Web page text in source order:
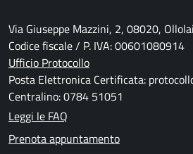
Via Giuseppe Mazzini, 2, 08020,
Codice fiscale / P. IVA: 00601080914
Ufficio Protocollo
Posta Elettronica Certificata:
Centralino: 0784 51051
Leggi le FAQ
Prenota appuntamento